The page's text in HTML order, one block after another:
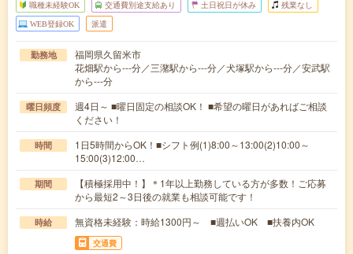
職種未経験OK 交通費別途支給あり 土日祝日が休み 残業なし
WEB登録OK 派遣
勤務地
福岡県久留米市
花畑駅から---分／三潴駅から---分／犬塚駅から---分／安武駅
から---分
曜日頻度
週4日～ ■曜日固定の相談OK！ ■希望の曜日があればご相談
ください！
時間
1日5時間からOK！■シフト例(1)8:00～13:00(2)10:00～
15:00(3)12:00…
期間
【積極採用中！】＊1年以上勤務している方が多数！ご応募
から最短2～3日後の就業も相談可能です！
時給 無資格未経験：時給1300円～ ■週払いOK ■扶養内OK
交通費